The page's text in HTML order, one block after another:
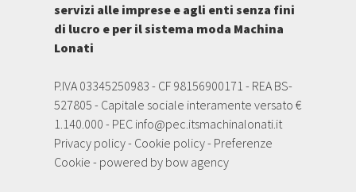
servizi alle imprese e agli enti senza fini
di lucro e per il sistema moda Machina
Lonati
P.IVA 03345250983 - CF 98156900171 - REA BS-
527805 - Capitale sociale interamente versato €
1.140.000 - PEC info@pec.itsmachinalonati.it
Privacy policy- Cookie policy- Preferenze
Cookie - powered by bow agency